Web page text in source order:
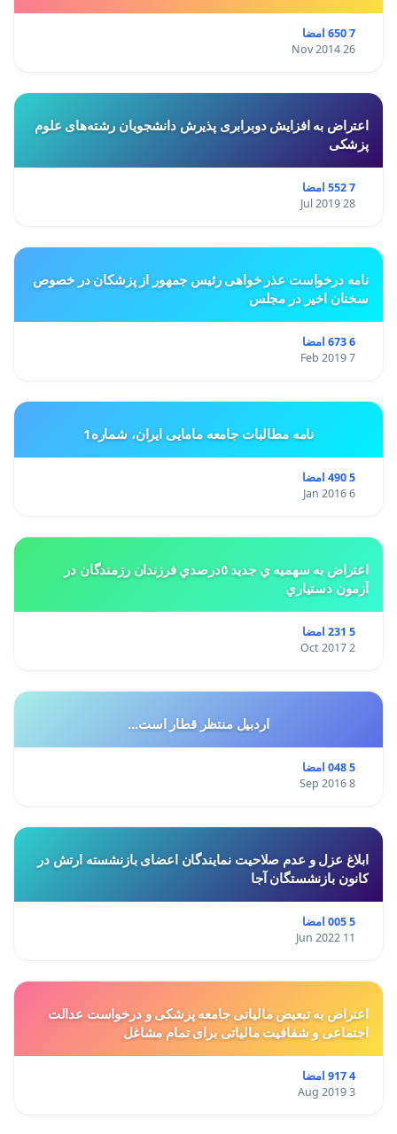
7 650 امضا
26 Nov 2014
اعتراض به افزایش دوبرابری پذیرش دانشجویان رشته‌های علوم
پزشکی
7 552 امضا
28 Jul 2019
نامه درخواست عذر خواهی رئیس جمهور از پزشکان در خصوص
سخنان اخیر در مجلس
6 673 امضا
7 Feb 2019
نامه مطالبات جامعه مامایی ایران، شماره1
5 490 امضا
6 Jan 2016
اعتراض به سهميه ي جديد ٥درصدي فرزندان رزمندگان در
آزمون دستياري
5 231 امضا
2 Oct 2017
اردبیل منتظر قطار است...
5 048 امضا
8 Sep 2016
ابلاغ عزل و عدم صلاحیت نمایندگان اعضای بازنشسته ارتش در
کانون بازنشستگان آجا
5 005 امضا
11 Jun 2022
اعتراض به تبعیض مالیاتی جامعه پزشکی و درخواست عدالت
اجتماعی و شفافیت مالیاتی برای تمام مشاغل
4 917 امضا
3 Aug 2019